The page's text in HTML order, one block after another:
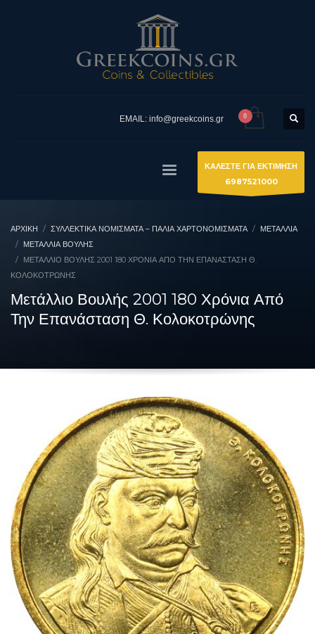
EMAIL: info@greekcoins.gr
ΚΑΛΕΣΤΕ ΓΙΑ ΕΚΤΙΜΗΣΗ
6987521000
ΑΡΧΙΚΉ ΣΥΛΛΕΚΤΙΚΆ ΝΟΜΊΣΜΑΤΑ – ΠΑΛΙΆ ΧΑΡΤΟΝΟΜΊΣΜΑΤΑ
ΜΕΤΑΛΛΙΑ
ΜΕΤΆΛΛΙΑ ΒΟΥΛΉΣ
ΜΕΤΆΛΛΙΟ ΒΟΥΛΉΣ 2001 180 ΧΡΌΝΙΑ ΑΠΌ ΤΗΝ ΕΠΑΝΆΣΤΑΣΗ Θ.
ΚΟΛΟΚΟΤΡΏΝΗΣ
Μετάλλιο Βουλής 2001 180 Χρόνια Από
Την Επανάσταση Θ. Κολοκοτρώνης